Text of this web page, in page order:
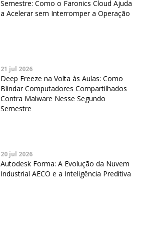
Semestre: Como o Faronics Cloud Ajuda
a Acelerar sem Interromper a Operação
21 jul 2026
Deep Freeze na Volta às Aulas: Como
Blindar Computadores Compartilhados
Contra Malware Nesse Segundo
Semestre
20 jul 2026
Autodesk Forma: A Evolução da Nuvem
Industrial AECO e a Inteligência Preditiva